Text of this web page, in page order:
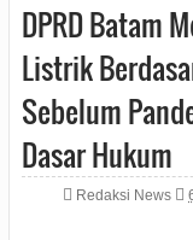
DPRD Batam
Listrik
Sebelum
Dasar Hukum
Redaksi News